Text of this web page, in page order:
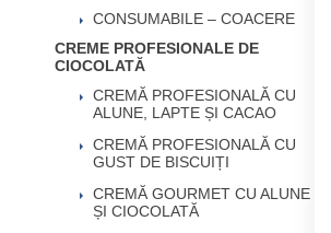
CONSUMABILE – COACERE
CREME PROFESIONALE DE
CIOCOLATĂ
CREMĂ PROFESIONALĂ CU
ALUNE, LAPTE ȘI CACAO
CREMĂ PROFESIONALĂ CU
GUST DE BISCUIȚI
CREMĂ GOURMET CU ALUNE
ȘI CIOCOLATĂ